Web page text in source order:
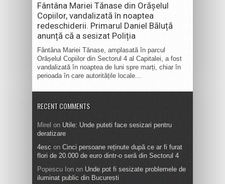
Fântâna Mariei Tănase din Orășelul
Copiilor, vandalizată în noaptea
redeschiderii. Primarul Daniel Băluță
anunță că a sesizat Poliția
Fântâna Mariei Tănase, amplasată în parcul
Orășelul Copiilor din Sectorul 4 al Capitalei, a fost
vandalizată în noaptea de luni spre marți, chiar în
perioada în care autoritățile locale...
RECENT COMMENTS
Mirel on Utile: Unde puteti face sesizari pentru
deratizare
4esc on Cinci persoane reținute după ce ar fi furat
flori de 20.000 de euro dintr-o seră din Sectorul 4
Popescu Ion on Unde pot fi sesizate problemele de
iluminat public din Bucuresti